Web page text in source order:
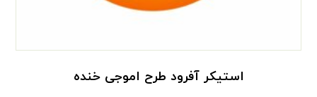
استیکر آفرود طرح اموجی خنده